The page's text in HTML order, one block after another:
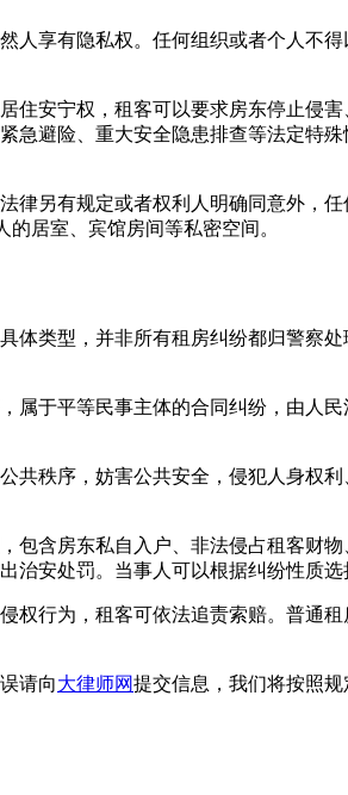
享有隐私权。任何组织或者个人不
安宁权，租客可以要求房东停止侵
急避险、重大安全隐患排查等法定特
另有规定或者权利人明确同意外，
居室、宾馆房间等私密空间。
类型，并非所有租房纠纷都归警察
于平等民事主体的合同纠纷，由人
秩序，妨害公共安全，侵犯人身权
含房东私自入户、非法侵占租客财
安处罚。当事人可以根据纠纷性质
行为，租客可依法追责索赔。普通
请向大律师网提交信息，我们将按照